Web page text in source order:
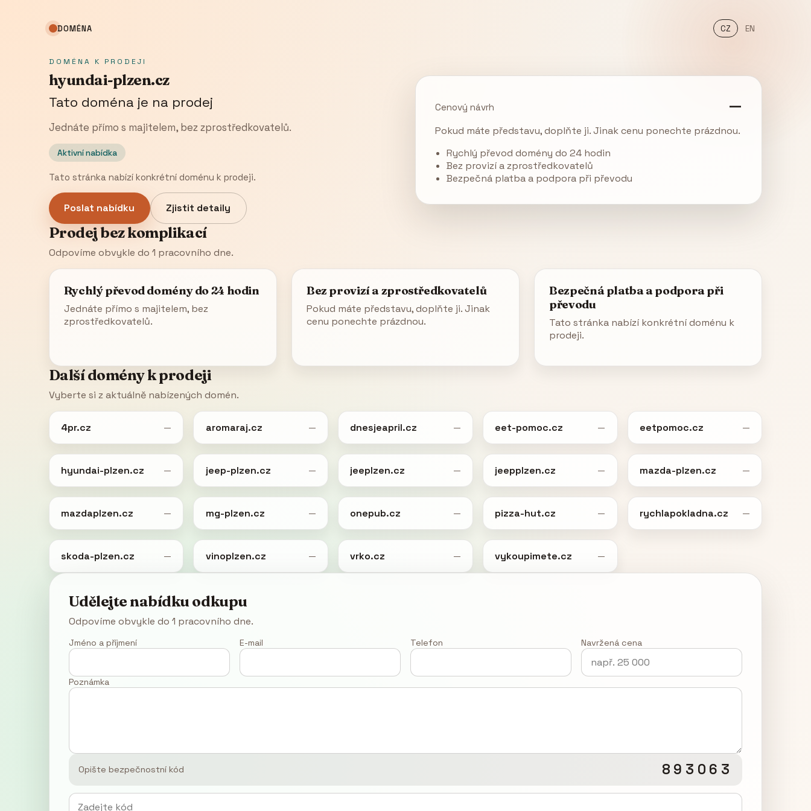
DOMÉNA CZ EN
DOMÉNA K PRODEJI
hyundai-plzen.cz
Tato doména je na prodej
Jednáte přímo s majitelem, bez zprostředkovatelů.
Aktivní nabídka
Tato stránka nabízí konkrétní doménu k prodeji.
Poslat nabídku Zjistit detaily
Cenový návrh —
Pokud máte představu, doplňte ji. Jinak cenu ponechte prázdnou.
Rychlý převod domény do 24 hodin
Bez provizí a zprostředkovatelů
Bezpečná platba a podpora při převodu
Prodej bez komplikací
Odpovíme obvykle do 1 pracovního dne.
Rychlý převod domény do 24 hodin
Jednáte přímo s majitelem, bez
zprostředkovatelů.
Bez provizí a zprostředkovatelů
Pokud máte představu, doplňte ji. Jinak
cenu ponechte prázdnou.
Bezpečná platba a podpora při
převodu
Tato stránka nabízí konkrétní doménu k
prodeji.
Další domény k prodeji
Vyberte si z aktuálně nabízených domén.
4pr.cz — aromaraj.cz — dnesjeapril.cz — eet-pomoc.cz — eetpomoc.cz —
hyundai-plzen.cz — jeep-plzen.cz — jeeplzen.cz — jeepplzen.cz — mazda-plzen.cz —
mazdaplzen.cz — mg-plzen.cz — onepub.cz — pizza-hut.cz — rychlapokladna.cz —
skoda-plzen.cz — vinoplzen.cz — vrko.cz — vykoupimete.cz —
Udělejte nabídku odkupu
Odpovíme obvykle do 1 pracovního dne.
Jméno a příjmení E-mail Telefon Navržená cena
Poznámka
Opište bezpečnostní kód 893063